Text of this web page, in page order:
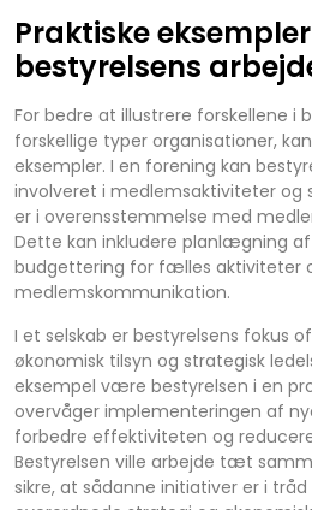
Praktiske
bestyrelsens
For bedre at illustrere forskellene i
forskellige typer organisationer,
eksempler. I en forening kan
involveret i medlemsaktiviteter og
er i overensstemmelse med
Dette kan inkludere planlægning
budgettering for fælles aktiviteter
medlemskommunikation.
I et selskab er bestyrelsens fokus
økonomisk tilsyn og strategisk
eksempel være bestyrelsen i en
overvåger implementeringen af
forbedre effektiviteten og
Bestyrelsen ville arbejde tæt
sikre, at sådanne initiativer er i